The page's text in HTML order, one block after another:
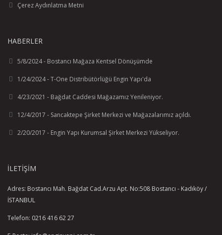
Çerez Aydınlatma Metni
HABERLER
5/8/2024 - Bostancı Mağaza Kentsel Dönüşümde
1/24/2024 - T-One Distribütörlüğü Engin Yapı'da
4/23/2021 - Bağdat Caddesi Mağazamız Yenileniyor.
12/4/2017 - Sancaktepe Şirket Merkezi ve Mağazalarımız açıldı.
2/20/2017 - Engin Yapı Kurumsal Şirket Merkezi Yükseliyor.
İLETIŞIM
Adres: Bostancı Mah. Bağdat Cad.Arzu Apt. No:508 Bostancı - Kadıköy /
İSTANBUL
Telefon: 0216 416 62 27